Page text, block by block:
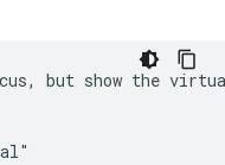
but show the